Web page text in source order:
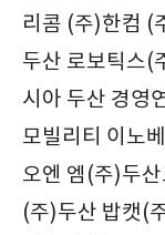
리콤 (주)한컴 (
두산 로보틱스(
시아 두산 경영
모빌리티 이노
오엔 엠(주)두
(주)두산 밥캣(